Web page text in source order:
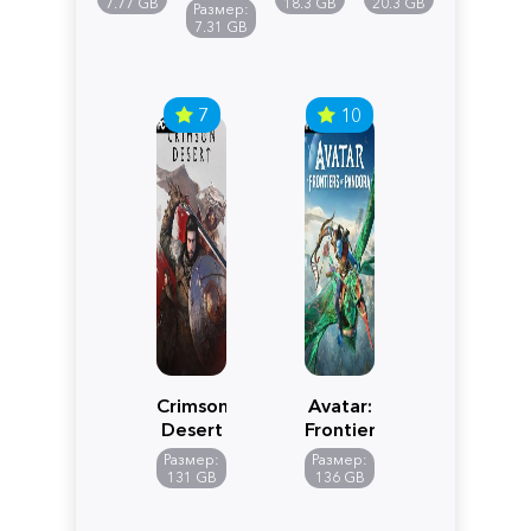
Edition
Размер:
7.31 GB
7
Crimson
Desert
Размер:
131 GB
10
Avatar:
Frontiers
of
Pandora
Размер:
136 GB